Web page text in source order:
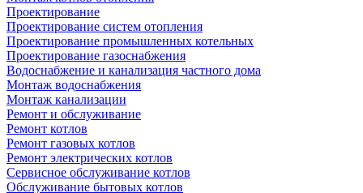
Проектирование
Проектирование систем отопления
Проектирование промышленных котельных
Проектирование газоснабжения
Водоснабжение и канализация частного дома
Монтаж водоснабжения
Монтаж канализации
Ремонт и обслуживание
Ремонт котлов
Ремонт газовых котлов
Ремонт электрических котлов
Сервисное обслуживание котлов
Обслуживание бытовых котлов